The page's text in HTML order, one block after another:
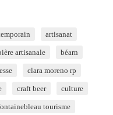
artisanat
artisanale béarn
clara moreno rp
craft beer culture
tourisme